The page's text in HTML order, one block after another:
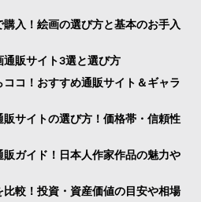
入！絵画の選び方と基本のお手入
販サイト3選と選び方
コ！おすすめ通販サイト＆ギャラ
サイトの選び方！価格帯・信頼性
ガイド！日本人作家作品の魅力や
較！投資・資産価値の目安や相場